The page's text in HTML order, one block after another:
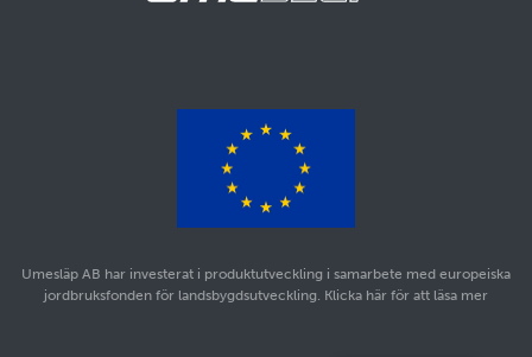
Umesläp AB har investerat i produktutveckling i samarbete med europeiska
jordbruksfonden för landsbygdsutveckling. Klicka här för att läsa mer